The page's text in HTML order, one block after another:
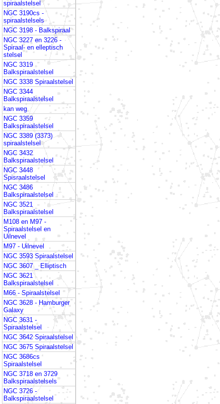
spiraalstelsel
NGC 3190cs -
spiraalstelsels
NGC 3198 - Balkspiraal
NGC 3227 en 3226 -
Spiraal- en elleptisch
stelsel
NGC 3319
Balkspiraalstelsel
NGC 3338 Spiraalstelsel
NGC 3344
Balkspiraalstelsel
kan weg
NGC 3359
Balkspiraalstelsel
NGC 3389 (3373)
spiraalstelsel
NGC 3432
Balkspiraalstelsel
NGC 3448
Spisraalstelsel
NGC 3486
Balkspiraalstelsel
NGC 3521
Balkspiraalstelsel
M108 en M97 -
Spiraalstelsel en
Uilnevel
M97 - Uilnevel
NGC 3593 Spiraalstelsel
NGC 3607 _ Elliptisch
NGC 3621
Balkspiraalstelsel
M66 - Spiraalstelsel
NGC 3628 - Hamburger
Galaxy
NGC 3631 -
Spiraalstelsel
NGC 3642 Spiraalstelsel
NGC 3675 Spiraalstelsel
NGC 3686cs
Spiraalstelsel
NGC 3718 en 3729
Balkspiraalstelsels
NGC 3726 -
Balkspiraalstelsel